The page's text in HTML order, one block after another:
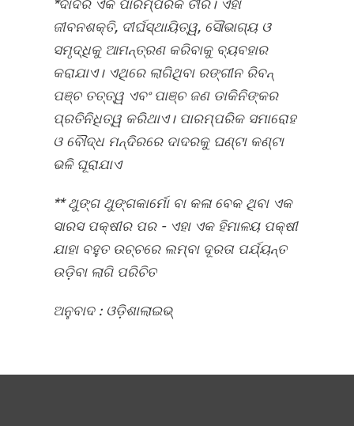
*ଦାଦର ଏକ ପାରମ୍ପରିକ ତୀର। ଏହା
ଜୀବନଶକ୍ତି, ଦୀର୍ଘସ୍ଥାୟିତ୍ୱ, ସୌଭାଗ୍ୟ ଓ
ସମୃଦ୍ଧିକୁ ଆମନ୍ତ୍ରଣ କରିବାକୁ ବ୍ୟବହାର
କରାଯାଏ। ଏଥିରେ ଲାଗିଥିବା ରଙ୍ଗୀନ ରିବନ୍
ପଞ୍ଚ ତତ୍ତ୍ୱ ଏବଂ ପାଞ୍ଚ ଜଣ ଡାକିନିଙ୍କର
ପ୍ରତିନିଧିତ୍ୱ କରିଥାଏ। ପାରମ୍ପରିକ ସମାରୋହ
ଓ ବୌଦ୍ଧ ମନ୍ଦିରରେ ଦାଦରକୁ ଘଣ୍ଟା କଣ୍ଟା
ଭଳି ଘୂରାଯାଏ
**ଥୁଙ୍ଗ ଥୁଙ୍ଗକାର୍ମୋ ବା କଳା ବେକ ଥିବା ଏକ
ସାରସ ପକ୍ଷୀର ପର - ଏହା ଏକ ହିମାଳୟ ପକ୍ଷୀ
ଯାହା ବହୁତ ଉଚ୍ଚରେ ଲମ୍ବା ଦୂରତା ପର୍ଯ୍ୟନ୍ତ
ଉଡ଼ିବା ଲାଗି ପରିଚିତ
ଅନୁବାଦ : ଓଡ଼ିଶାଲାଇଭ୍‍